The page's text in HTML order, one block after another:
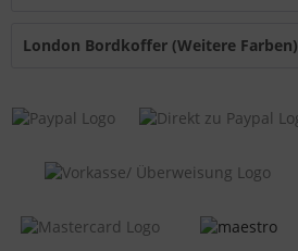
London Bordkoffer (Weitere Farben)